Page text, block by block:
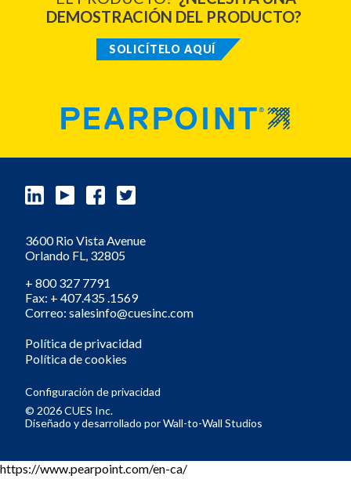
DEMOSTRACIÓN DEL PRODUCTO?
SOLICÍTELO AQUÍ
3600 Rio Vista Avenue
Orlando FL, 32805
+ 800 327 7791
Fax: + 407.435 .1569
Correo: salesinfo@cuesinc.com
Política de privacidad
Política de cookies
Configuración de privacidad
© 2026 CUES Inc.
Diseñado y desarrollado porWall-to-Wall Studios
https://www.pearpoint.com/en-ca/